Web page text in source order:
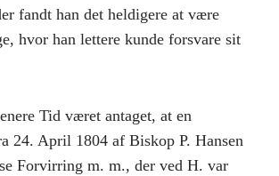
fandt han det heldigere at være
hvor han lettere kunde forsvare sit
Tid været antaget, at en
24. April 1804 af Biskop P. Hansen
Forvirring m. m., der ved H. var